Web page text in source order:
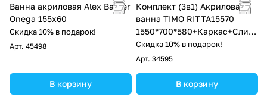
Ванна акриловая Alex Baitler
Onega 155х60
Скидка 10% в подарок!
Арт. 45498
В корзину
Комплект (3в1) Акриловая
ванна TIMO RITTA15570
1550*700*580+Каркас+Слив-
перелив
Скидка 10% в подарок!
Арт. 34595
В корзину